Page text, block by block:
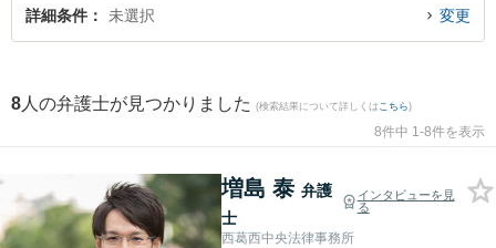
りの相談者さんにおすすめです。
詳細条件 未選択 変更
8 人の弁護士が見つかりました (検索結果について詳しくは こちら)
8件中 1-8件を表示
増島 泰 弁護
士
インタビューを見
る
西葛西中央法律事務所